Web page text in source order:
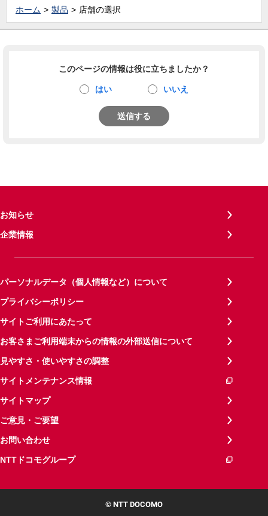
ホーム 製品 店舗の選択
このページの情報は役に立ちましたか？
はい いいえ
送信する
お知らせ
企業情報
パーソナルデータ（個人情報など）について
プライバシーポリシー
サイトご利用にあたって
お客さまご利用端末からの情報の外部送信について
見やすさ・使いやすさの調整
サイトメンテナンス情報
サイトマップ
ご意見・ご要望
お問い合わせ
NTTドコモグループ
© NTT DOCOMO